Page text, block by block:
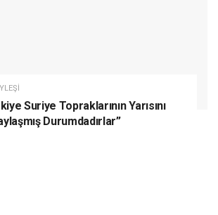
Suriye Topraklarının Yarısını
Durumdadırlar”